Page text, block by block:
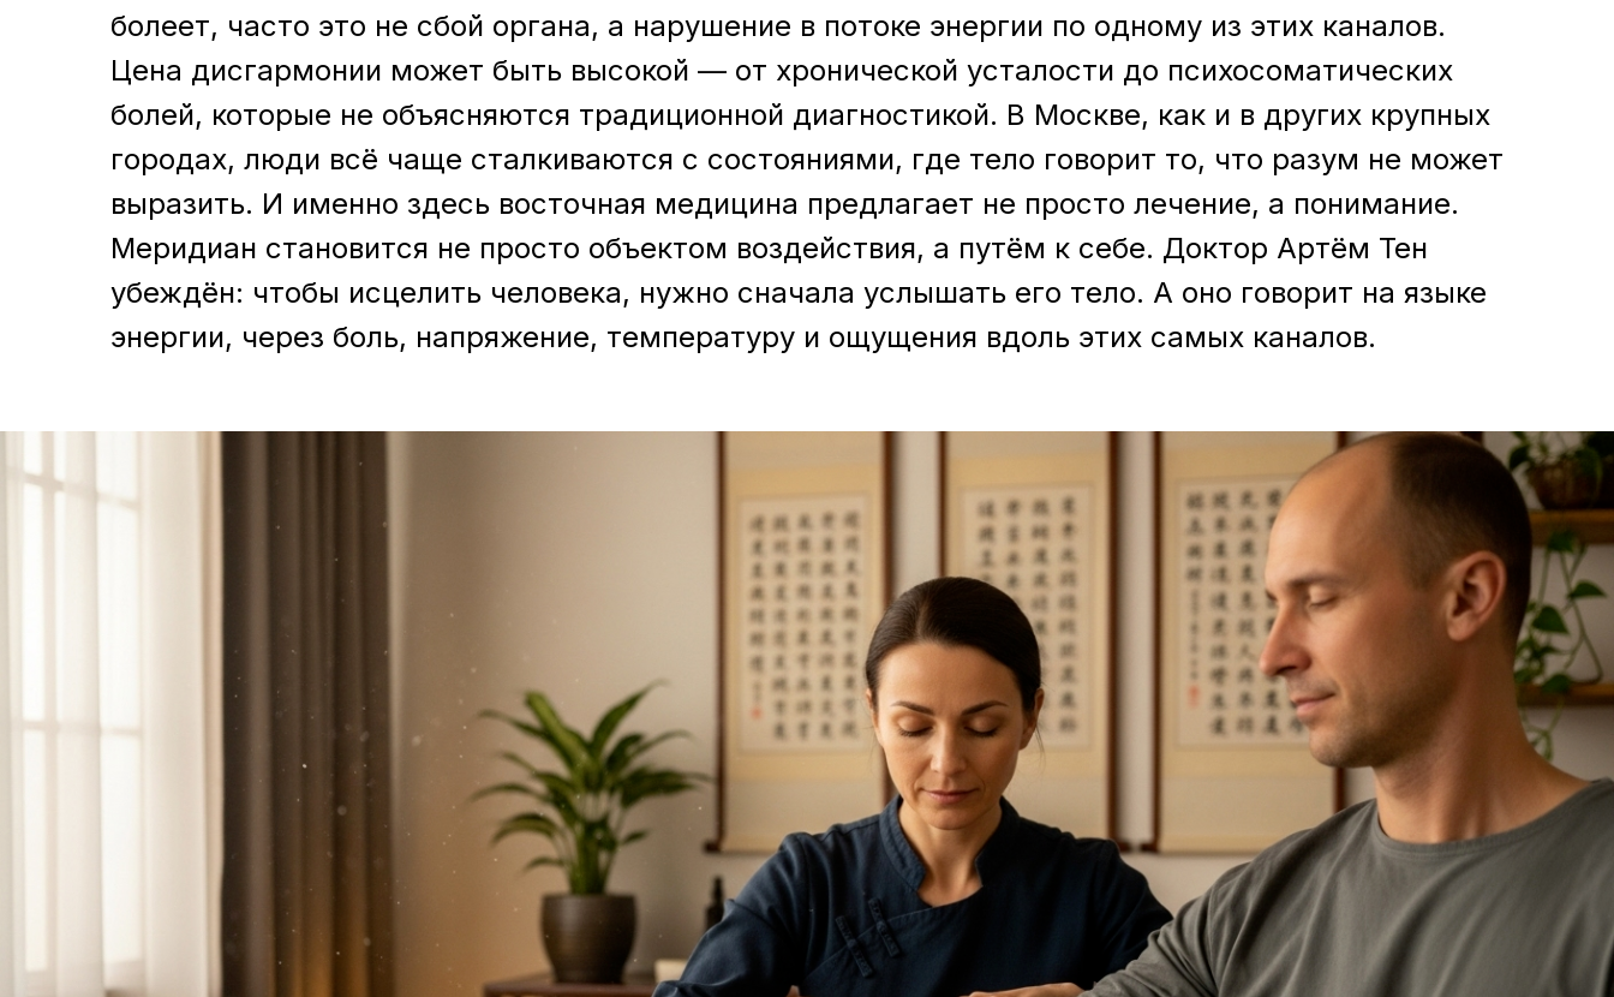
болеет, часто это не сбой органа, а нарушение в потоке энергии по одному из этих каналов.
Цена дисгармонии может быть высокой — от хронической усталости до психосоматических
болей, которые не объясняются традиционной диагностикой. В Москве, как и в других крупных
городах, люди всё чаще сталкиваются с состояниями, где тело говорит то, что разум не может
выразить. И именно здесь восточная медицина предлагает не просто лечение, а понимание.
Меридиан становится не просто объектом воздействия, а путём к себе. Доктор Артём Тен
убеждён: чтобы исцелить человека, нужно сначала услышать его тело. А оно говорит на языке
энергии, через боль, напряжение, температуру и ощущения вдоль этих самых каналов.